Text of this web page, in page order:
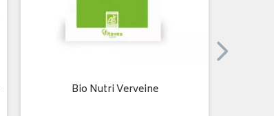
Bio Nutri Verveine